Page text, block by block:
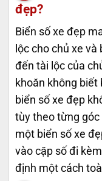
đẹp?
Biển số xe đẹp
lộc cho chủ xe
đến tài lộc của
khoăn không biết
biển số xe đẹp
tùy theo từng
một biển số xe
vào cặp số đi
định một cách